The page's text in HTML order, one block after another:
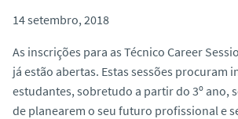
14 setembro, 2018
As inscrições para as Técnico Career
já estão abertas. Estas sessões procuram
estudantes, sobretudo a partir do 3º ano,
de planearem o seu futuro profissional e